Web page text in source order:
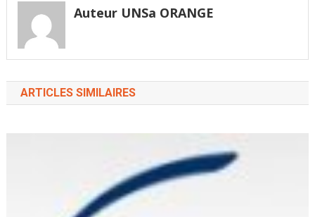
Auteur UNSa ORANGE
ARTICLES SIMILAIRES